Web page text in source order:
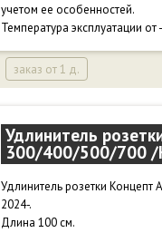
учетом ее особенностей.
Температура эксплуатации от
заказ от 1 д.
Удлинитель
300/400/500/700 /
Удлинитель розетки
2024-.
Длина 100 см.